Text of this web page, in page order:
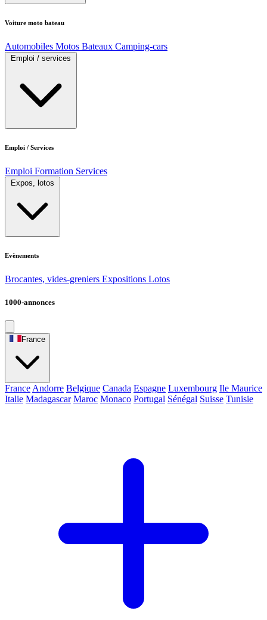
Voiture moto bateau
Automobiles Motos Bateaux Camping-cars
Emploi / services
Emploi / Services
Emploi Formation Services
Expos, lotos
Evènements
Brocantes, vides-greniers Expositions Lotos
1000-annonces
France
France Andorre Belgique Canada Espagne Luxembourg Ile Maurice
Italie Madagascar Maroc Monaco Portugal Sénégal Suisse Tunisie